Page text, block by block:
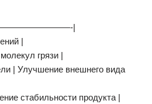
|
|
грязи |
| Улучшение внешнего вида
стабильности продукта |